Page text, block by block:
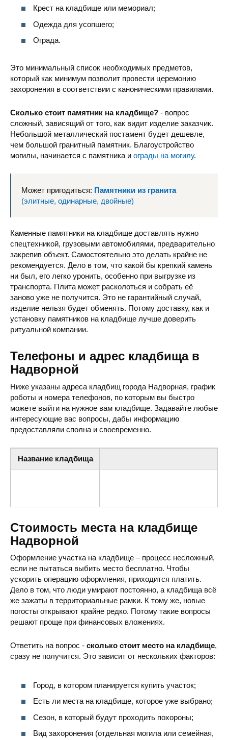
Крест на кладбище или мемориал;
Одежда для усопшего;
Ограда.
Это минимальный список необходимых предметов,
который как минимум позволит провести церемонию
захоронения в соответствии с каноническими правилами.
Сколько стоит памятник на кладбище? - вопрос
сложный, зависящий от того, как видит изделие заказчик.
Небольшой металлический постамент будет дешевле,
чем большой гранитный памятник. Благоустройство
могилы, начинается с памятника и ограды на могилу.
Может пригодиться: Памятники из гранита
(элитные, одинарные, двойные)
Каменные памятники на кладбище доставлять нужно
спецтехникой, грузовыми автомобилями, предварительно
закрепив объект. Самостоятельно это делать крайне не
рекомендуется. Дело в том, что какой бы крепкий камень
ни был, его легко уронить, особенно при выгрузке из
транспорта. Плита может расколоться и собрать её
заново уже не получится. Это не гарантийный случай,
изделие нельзя будет обменять. Потому доставку, как и
установку памятников на кладбище лучше доверить
ритуальной компании.
Телефоны и адрес кладбища в
Надворной
Ниже указаны адреса кладбищ города Надворная, график
роботы и номера телефонов, по которым вы быстро
можете выйти на нужное вам кладбище. Задавайте любые
интересующие вас вопросы, дабы информацию
предоставляли сполна и своевременно.
Название кладбища
Кладбище ул. Ярослава Мудрого,
Еврейское Кладбище ул. Освобождения 33,
Стоимость места на кладбище
Надворной
Оформление участка на кладбище – процесс несложный,
если не пытаться выбить место бесплатно. Чтобы
ускорить операцию оформления, приходится платить.
Дело в том, что люди умирают постоянно, а кладбища всё
же зажаты в территориальные рамки. К тому же, новые
погосты открывают крайне редко. Потому такие вопросы
решают проще при финансовых вложениях.
Ответить на вопрос - сколько стоит место на кладбище,
сразу не получится. Это зависит от нескольких факторов:
Город, в котором планируется купить участок;
Есть ли места на кладбище, которое уже выбрано;
Сезон, в который будут проходить похороны;
Вид захоронения (отдельная могила или семейная,